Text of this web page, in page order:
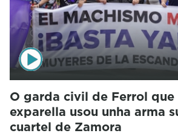
O garda civil de Ferrol que
exparella usou unha arma
cuartel de Zamora